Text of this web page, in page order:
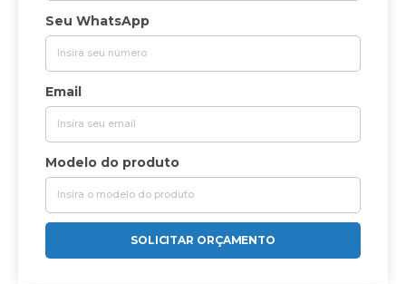
Seu WhatsApp
Email
Modelo do produto
SOLICITAR ORÇAMENTO